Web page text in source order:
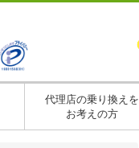
代理店の乗り換えを
お考えの方